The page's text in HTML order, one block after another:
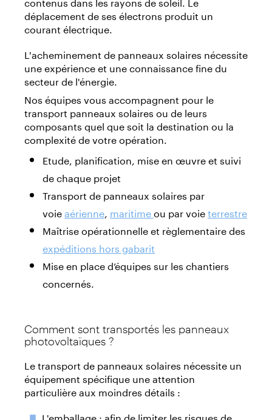
déplacement de ses électrons produit un
courant électrique.
L'acheminement de panneaux solaires nécessite
une expérience et une connaissance fine du
secteur de l'énergie.
Nos équipes vous accompagnent pour le
transport panneaux solaires ou de leurs
composants quel que soit la destination ou la
complexité de votre opération.
Etude, planification, mise en œuvre et suivi
de chaque projet
Transport de panneaux solaires par
voieaérienne, maritimeou par voieterrestre
Maîtrise opérationnelle et règlementaire des
expéditions hors gabarit
Mise en place d’équipes sur les chantiers
concernés.
Comment sont transportés les panneaux
photovoltaïques ?
Le transport de panneaux solaires nécessite un
équipement spécifique une attention
particulière aux moindres détails :
L'emballage : afin de limiter les risques de